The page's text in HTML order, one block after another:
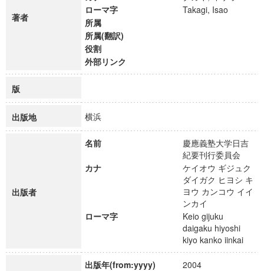
著者
ローマ字
Takagi, Isao
所属
所属(翻訳)
役割
外部リンク
版
出版地 横浜
出版者
名前
慶應義塾大学日吉
紀要刊行委員会
カナ
ケイオウ ギジュク
ダイガク ヒヨシ キ
ヨウ カンコウ イイ
ンカイ
ローマ字
Keio gijuku
daigaku hiyoshi
kiyo kanko iinkai
出版年(from:yyyy)
2004